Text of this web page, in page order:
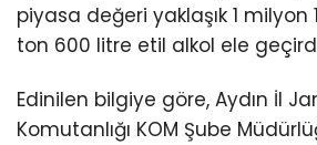
piyasa değeri yaklaşık 1 milyon
ton 600 litre etil alkol ele
Edinilen bilgiye göre, Aydın İl
Komutanlığı KOM Şube